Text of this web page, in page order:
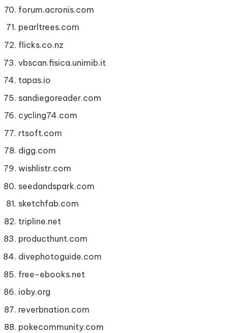
forum.acronis.com
pearltrees.com
flicks.co.nz
vbscan.fisica.unimib.it
tapas.io
sandiegoreader.com
cycling74.com
rtsoft.com
digg.com
wishlistr.com
seedandspark.com
sketchfab.com
tripline.net
producthunt.com
divephotoguide.com
free-ebooks.net
ioby.org
reverbnation.com
pokecommunity.com